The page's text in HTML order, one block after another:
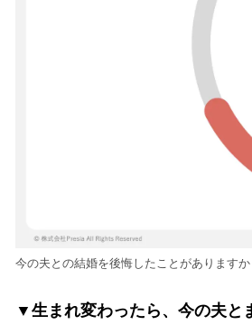
今の夫との結婚を後悔したことがありますか
▼生まれ変わったら、今の夫と